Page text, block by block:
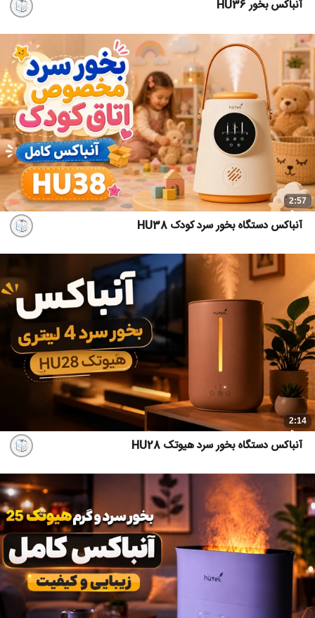
آنباکس بخور HU36
2:57
آنباکس دستگاه بخور سرد کودک HU38
2:14
آنباکس دستگاه بخور سرد هیوتک HU28